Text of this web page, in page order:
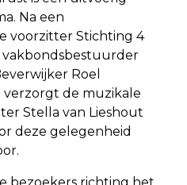
Na een
voorzitter Stichting 4
vakbondsbestuurder
Roel
verzorgt de muzikale
Stella van Lieshout
deze gelegenheid